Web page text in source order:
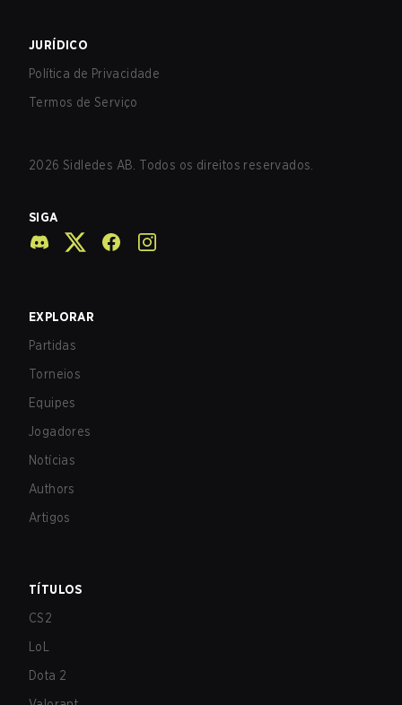
JURÍDICO
Política de Privacidade
Termos de Serviço
2026 Sidledes AB. Todos os direitos reservados.
SIGA
EXPLORAR
Partidas
Torneios
Equipes
Jogadores
Notícias
Authors
Artigos
TÍTULOS
CS2
LoL
Dota 2